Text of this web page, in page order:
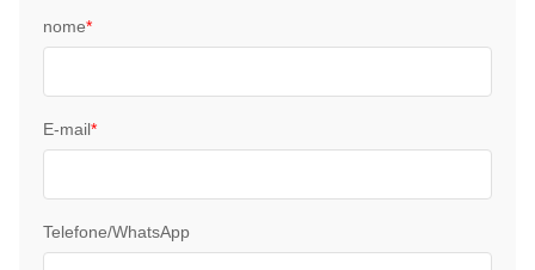
nome*
E-mail*
Telefone/WhatsApp